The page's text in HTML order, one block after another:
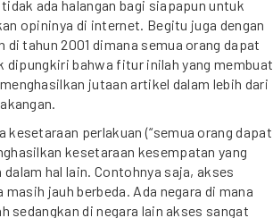
ada halangan bagi siapapun untuk
opininya di internet. Begitu juga dengan
tahun 2001 dimana semua orang dapat
dipungkiri bahwa fitur inilah yang membuat
jutaan artikel dalam lebih dari
perlakuan (“semua orang dapat
kesetaraan kesempatan yang
hal lain. Contohnya saja, akses
jauh berbeda. Ada negara di mana
sedangkan di negara lain akses sangat